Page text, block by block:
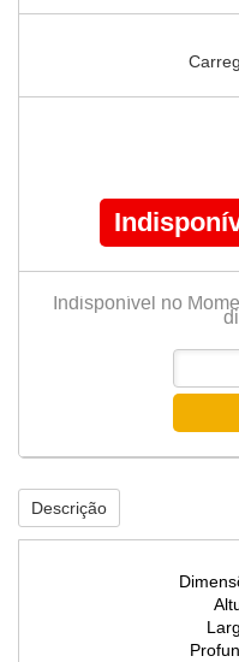
Indisponível no
Descrição